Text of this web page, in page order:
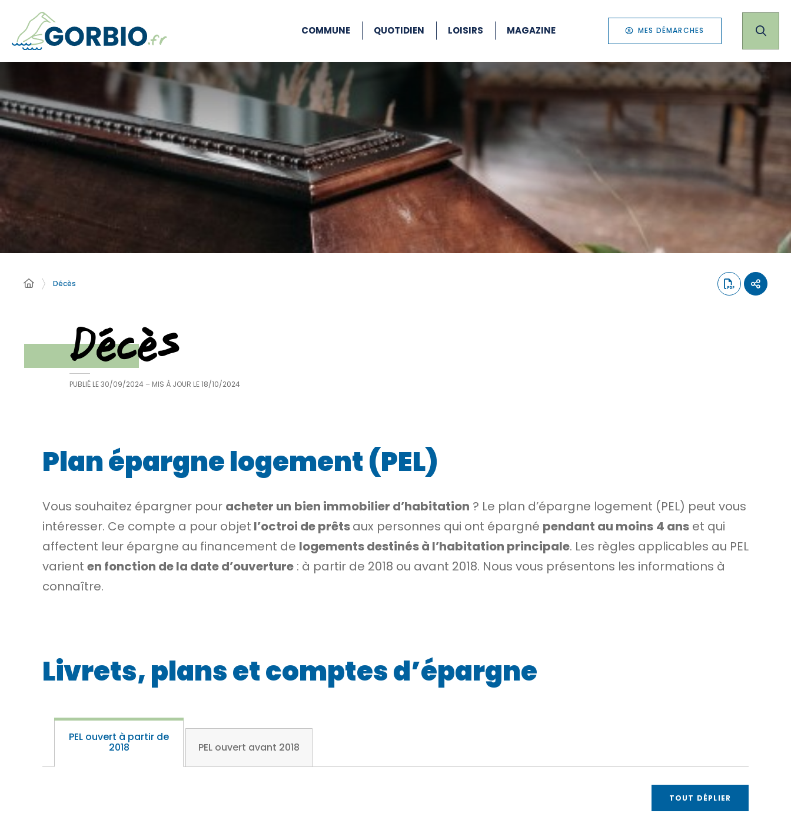
COMMUNE QUOTIDIEN LOISIRS MAGAZINE MES DÉMARCHES
Décès
Décès
PUBLIÉ LE30/09/2024 – MIS À JOUR LE18/10/2024
Plan épargne logement (PEL)
Vous souhaitez épargner pour acheter un bien immobilier d’habitation ? Le plan d’épargne logement (PEL) peut vous
intéresser. Ce compte a pour objet l’octroi de prêtsaux personnes qui ont épargné pendant au moins 4 ans et qui
affectent leur épargne au financement de logements destinés à l’habitation principale. Les règles applicables au PEL
varient en fonction de la date d’ouverture : à partir de 2018 ou avant 2018. Nous vous présentons les informations à
connaître.
Livrets, plans et comptes d’épargne
PEL ouvert à partir de
2018 PEL ouvert avant 2018
TOUT DÉPLIER